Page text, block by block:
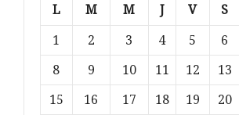
L M M J V S
1 2 3 4 5 6
8
9 10 11 12 13
15
16 17 18 19 20